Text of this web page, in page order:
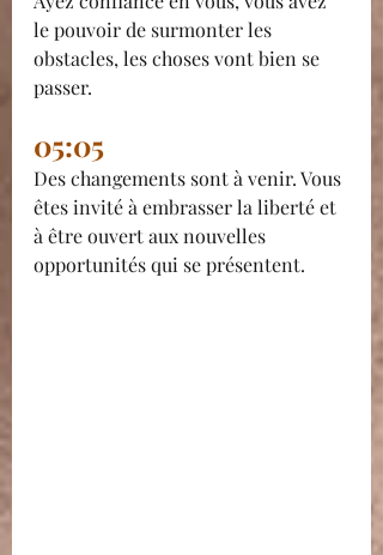
le pouvoir de surmonter les
obstacles, les choses vont bien se
passer.
05:05
Des changements sont à venir. Vous
êtes invité à embrasser la liberté et
à être ouvert aux nouvelles
opportunités qui se présentent.